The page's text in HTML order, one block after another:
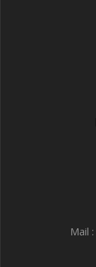
Mail :